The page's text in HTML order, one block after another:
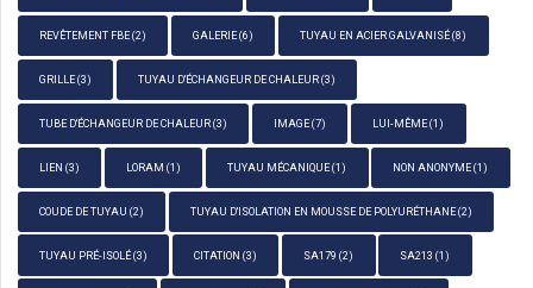
REVÊTEMENT FBE(2) GALERIE(6) TUYAU EN ACIER GALVANISÉ(8)
GRILLE (3) TUYAU D'ÉCHANGEUR DE CHALEUR (3)
TUBE D'ÉCHANGEUR DE CHALEUR (3) IMAGE (7) LUI-MÊME (1)
LIEN (3) LORAM (1) TUYAU MÉCANIQUE (1) NON ANONYME (1)
COUDE DE TUYAU (2) TUYAU D'ISOLATION EN MOUSSE DE POLYURÉTHANE (2)
TUYAU PRÉ-ISOLÉ (3) CITATION (3) SA179 (2) SA213 (1)